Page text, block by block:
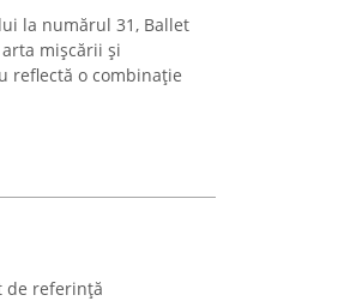
la numărul 31, Ballet
mișcării și
reflectă o combinație
de referință